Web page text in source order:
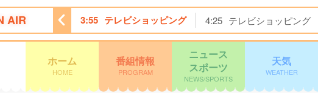
AIR
オープニング 3:55 テレビショッピング 4:25 テレビショッピング
ホーム
HOME
番組情報
PROGRAM
ニュース
スポーツ
NEWS/SPORTS
天気
WEATHER